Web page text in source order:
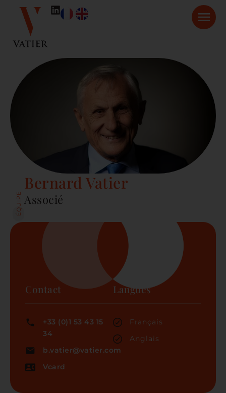
ÉQUIPE
Bernard Vatier
Associé
Contact
+33 (0)1 53 43 15
34
b.vatier@vatier.com
Vcard
Langues
Français
Anglais